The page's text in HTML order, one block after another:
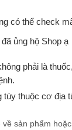
có thể check
ủng hộ Shop ạ
phải là
tùy thuộc cơ địa
về sản phẩm